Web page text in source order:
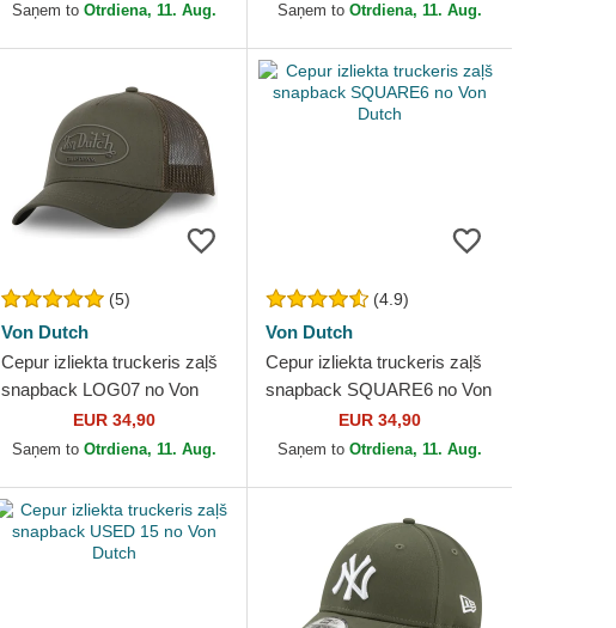
Saņem toOtrdiena, 11. Aug. Saņem to Otrdiena, 11. Aug.
(5)
Von Dutch
Cepur izliekta truckeris zaļš
snapback LOG07 no Von
EUR 34,90
Saņem toOtrdiena, 11. Aug.
(4.9)
Von Dutch
Cepur izliekta truckeris zaļš
snapback SQUARE6 no Von
EUR 34,90
Saņem to Otrdiena, 11. Aug.